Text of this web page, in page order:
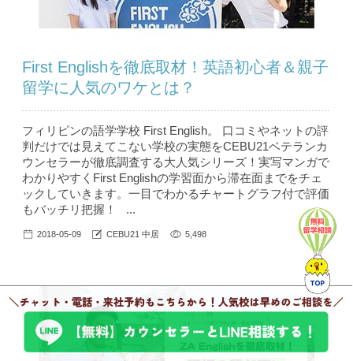
First Englishを徹底取材！英語初心者＆親子
留学に人気のワケとは？
フィリピンの語学学校 First English。 口コミやネットの評
判だけでは見えてこない学校の実態をCEBU21ベテランカ
ウンセラーが徹底調査する大人気シリーズ！実写マンガで
わかりやすくFirst Englishの学習面から滞在面までをチェ
ックしていきます。一目でわかるチャートグラフ付で評価
もバッチリ把握！ ...
2018-05-09 CEBU21 中居 5,498